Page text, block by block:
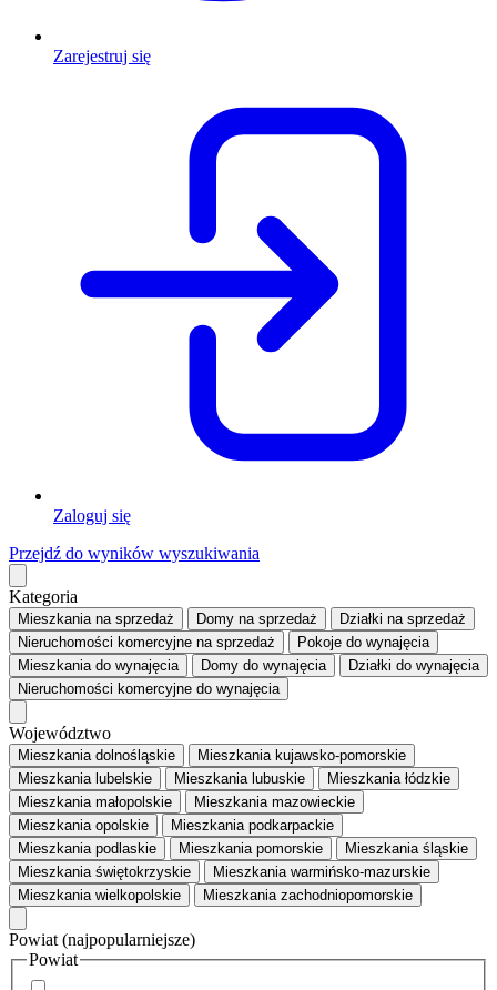
Zarejestruj się
Zaloguj się
Przejdź do wyników wyszukiwania
Kategoria
Mieszkaniana sprzedaż Domy na sprzedaż Działki na sprzedaż
Nieruchomości komercyjne na sprzedaż Pokoje do wynajęcia
Mieszkaniado wynajęcia Domy do wynajęcia Działki do wynajęcia
Nieruchomości komercyjne do wynajęcia
Województwo
Mieszkania dolnośląskie
Mieszkania kujawsko-pomorskie
Mieszkania lubelskie
Mieszkania lubuskie
Mieszkania łódzkie
Mieszkania małopolskie
Mieszkania mazowieckie
Mieszkania opolskie
Mieszkania podkarpackie
Mieszkania podlaskie
Mieszkania pomorskie
Mieszkania śląskie
Mieszkania świętokrzyskie
Mieszkania warmińsko-mazurskie
Mieszkania wielkopolskie
Mieszkania zachodniopomorskie
Powiat (najpopularniejsze)
Powiat